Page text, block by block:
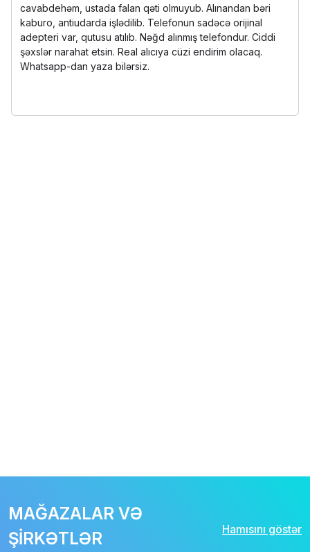
cavabdehəm, ustada falan qəti olmuyub. Alınandan bəri
kaburo, antiudarda işlədilib. Telefonun sadəcə orijinal
adepteri var, qutusu atılıb. Nəğd alınmış telefondur. Ciddi
şəxslər narahat etsin. Real alıcıya cüzi endirim olacaq.
Whatsapp-dan yaza bilərsiz.
MAĞAZALAR VƏ
ŞİRKƏTLƏR
Hamısını göstər